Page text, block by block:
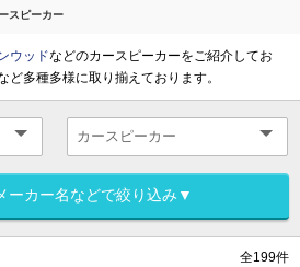
スピーカー
ウッドなどのカースピーカーをご紹介してお
ど多種多様に取り揃えております。
ーカー名などで絞り込み▼
全199件